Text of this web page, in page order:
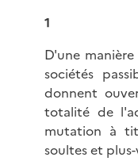
1
D'une
sociétés
donnent
totalité de
mutation à
soultes et plus-